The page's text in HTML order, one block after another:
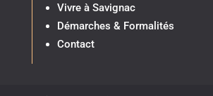
Vivre à Savignac
Démarches & Formalités
Contact